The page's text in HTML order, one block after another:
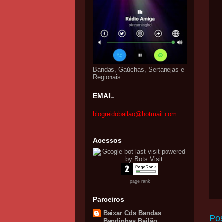
Bandas, Gaúchas, Sertanejas e
Regionais
EMAIL
blogreidobailao@hotmail.com
Acessos
page rank
Parceiros
Baixar Cds Bandas